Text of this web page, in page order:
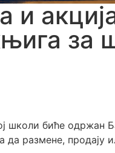
и
за
школи биће одржан
да размене, продају